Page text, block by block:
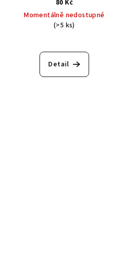
80 Kč
Momentálně nedostupné
(>5 ks)
Detail